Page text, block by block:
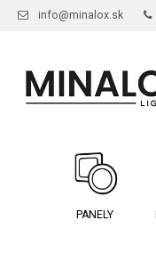
info@minalox.sk
PANELY